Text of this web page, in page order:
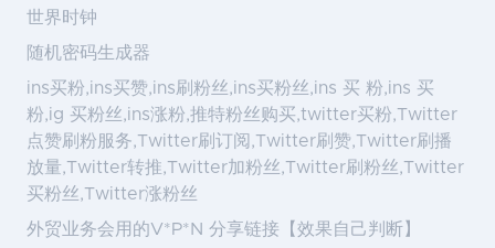
世界时钟
随机密码生成器
ins买粉,ins买赞,ins刷粉丝,ins买粉丝,ins 买 粉,ins 买
粉,ig 买粉丝,ins涨粉,推特粉丝购买,twitter买粉,Twitter
点赞刷粉服务,Twitter刷订阅,Twitter刷赞,Twitter刷播
放量,Twitter转推,Twitter加粉丝,Twitter刷粉丝,Twitter
买粉丝,Twitter涨粉丝
外贸业务会用的V*P*N 分享链接【效果自己判断】